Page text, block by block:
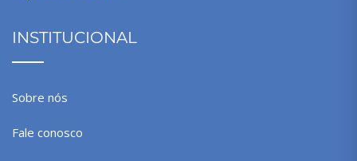
INSTITUCIONAL
Sobre nós
Fale conosco